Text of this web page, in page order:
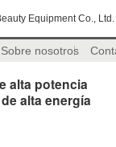
Equipment Co., Ltd.
Sobre nosotros
alta potencia
alta energía